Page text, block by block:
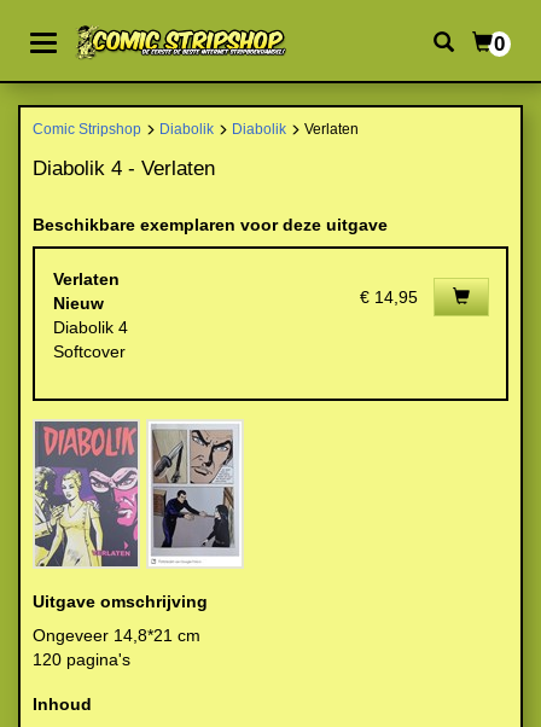
0
Comic Stripshop Diabolik Diabolik Verlaten
Diabolik 4 - Verlaten
Beschikbare exemplaren voor deze uitgave
Verlaten
Nieuw
Diabolik 4
Softcover
€ 14,95
Uitgave omschrijving
Ongeveer 14,8*21 cm
120 pagina's
Inhoud